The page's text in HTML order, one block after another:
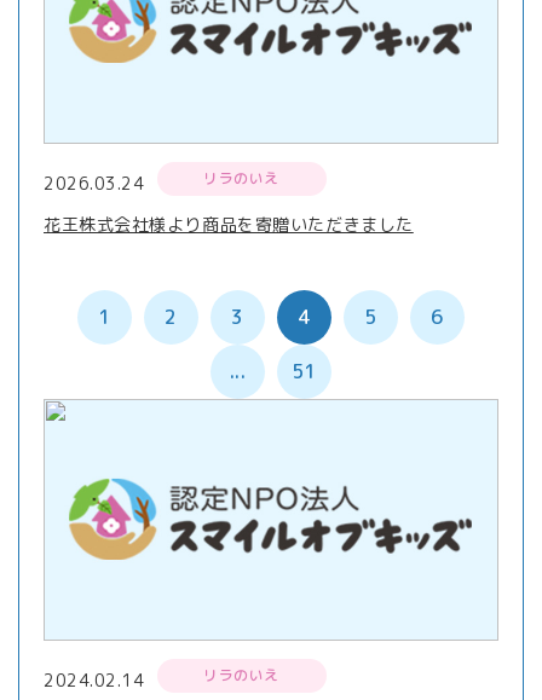
2026.03.24 リラのいえ
花王株式会社様より商品を寄贈いただきました
1 2 3 4 5 6
... 51
2024.02.14 リラのいえ